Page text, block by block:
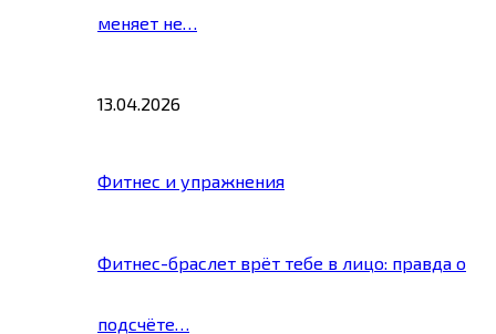
меняет не…
13.04.2026
Фитнес и упражнения
Фитнес-браслет врёт тебе в лицо: правда о
подсчёте…